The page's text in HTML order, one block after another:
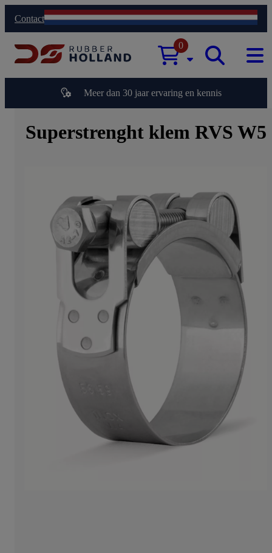
Contact
0
Meer dan 30 jaar ervaring en kennis
Superstrenght klem RVS W5